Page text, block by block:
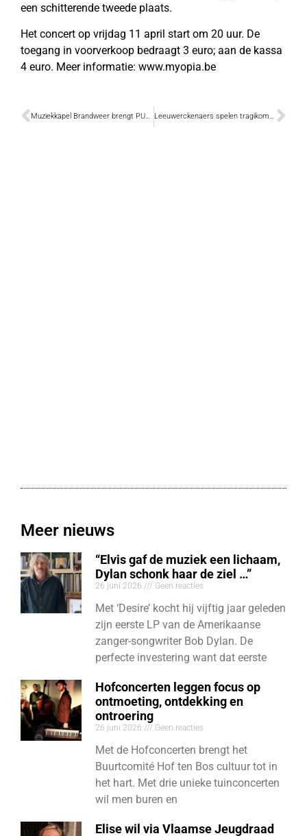
een schitterende tweede plaats.
Het concert op vrijdag 11 april start om 20 uur. De
toegang in voorverkoop bedraagt 3 euro; aan de kassa
4 euro. Meer informatie: www.myopia.be
Muziekkapel Brandweer brengt PUUR Leeuwerckenaers spelen tragikomedie
Meer nieuws
“Elvis gaf de muziek een lichaam,
Dylan schonk haar de ziel …”
26 juni 2026 Geen reacties
Met ‘Desire’ kocht hij vijftig jaar geleden
zijn eerste LP van de Amerikaanse
zanger-songwriter Bob Dylan. De
perfecte investering want dat eerste
Hofconcerten leggen focus op
ontmoeting, ontdekking en
ontroering
26 juni 2026 Geen reacties
Met de Hofconcerten brengt het
Buurtcomité Hof ten Bos cultuur tot in
het hart. Met drie unieke tuinconcerten
wil men buren en
Elise wil via Vlaamse Jeugdraad